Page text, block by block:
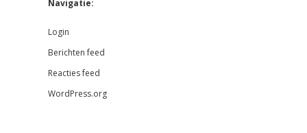
Navigatie:
Login
Berichten feed
Reacties feed
WordPress.org